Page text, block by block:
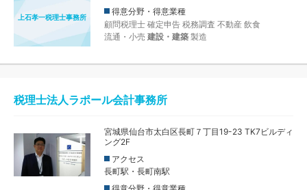
上石孝一税理士事務所
得意分野・得意業種
顧問税理士 確定申告 税務調査 不動産 飲食
流通・小売 建設・建築 製造
税理士法人ラポール会計事務所
宮城県仙台市太白区長町７丁目19-23 TK7ビルディ
ング2F
アクセス
長町駅・長町南駅